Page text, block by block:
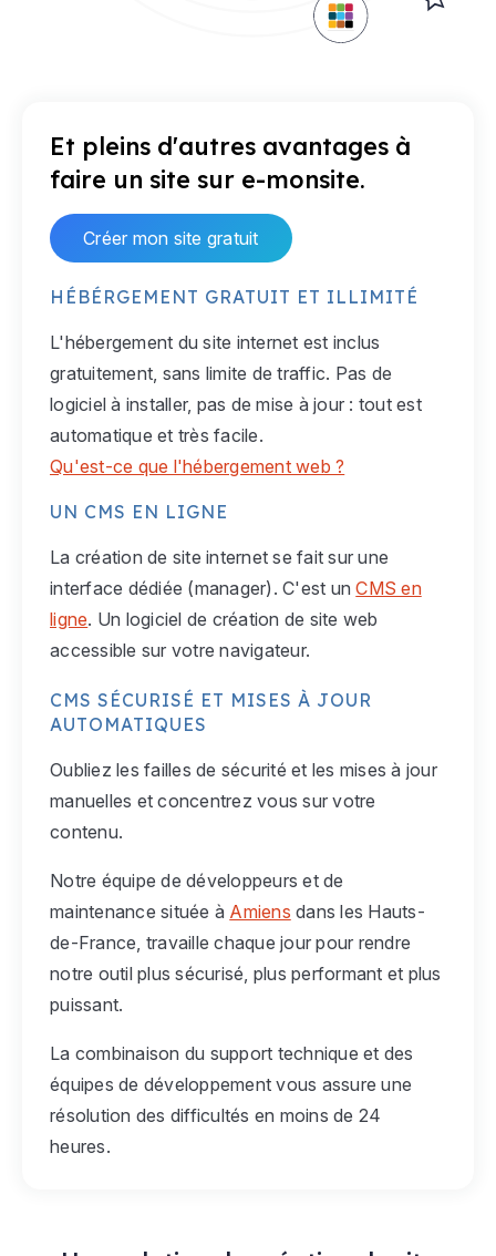
Et pleins d'autres avantages à
faire un site sur e-monsite.
Créer mon site gratuit
HÉBÉRGEMENT GRATUIT ET ILLIMITÉ
L'hébergement du site internet est inclus
gratuitement, sans limite de traffic. Pas de
logiciel à installer, pas de mise à jour : tout est
automatique et très facile.
Qu'est-ce que l'hébergement web ?
UN CMS EN LIGNE
La création de site internet se fait sur une
interface dédiée (manager). C'est unCMS en
ligne. Un logiciel de création de site web
accessible sur votre navigateur.
CMS SÉCURISÉ ET MISES À JOUR
AUTOMATIQUES
Oubliez les failles de sécurité et les mises à jour
manuelles et concentrez vous sur votre
contenu.
Notre équipe de développeurs et de
maintenance située à Amiens dans les Hauts-
de-France, travaille chaque jour pour rendre
notre outil plus sécurisé, plus performant et plus
puissant.
La combinaison du support technique et des
équipes de développement vous assure une
résolution des difficultés en moins de 24
heures.